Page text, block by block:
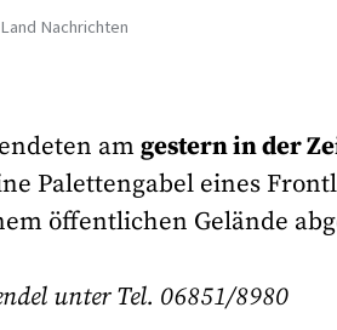
Nachrichten
amgestern in der
Palettengabel eines
öffentlichen Gelände
unter Tel. 06851/8980